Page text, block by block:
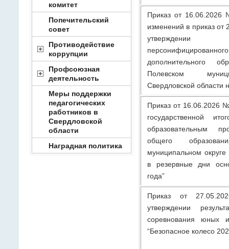
Приказ от
изменений в приказ
дополнительного
Полевском
Свердловской области
Приказ от 16.06.2026
государственной
образовательным
общего
муниципальном округе
в резервные дни
года”
Приказ от
утверждении
соревнования юных
“Безопасное колесо
комитет
Попечительский
совет
Противодействие
коррупции
Профсоюзная
деятельность
Меры поддержки
педагогических
работников в
Свердловской
области
Наградная политика